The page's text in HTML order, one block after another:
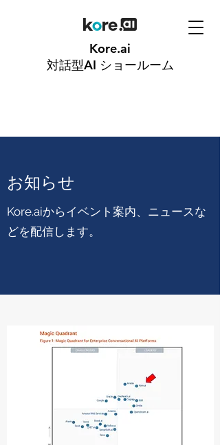
Kore.ai
対話型AI ショールーム
​​お知らせ
Kore.aiからイベント案内、ニュースな
どを配信します。